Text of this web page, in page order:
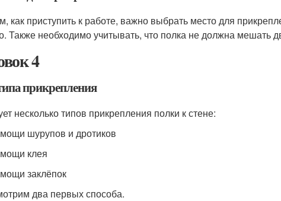
как приступить к работе, важно выбрать место для
Также необходимо учитывать, что полка не должна мешать
4
прикрепления
несколько типов прикрепления полки к стене:
шурупов и дротиков
клея
заклёпок
два первых способа.